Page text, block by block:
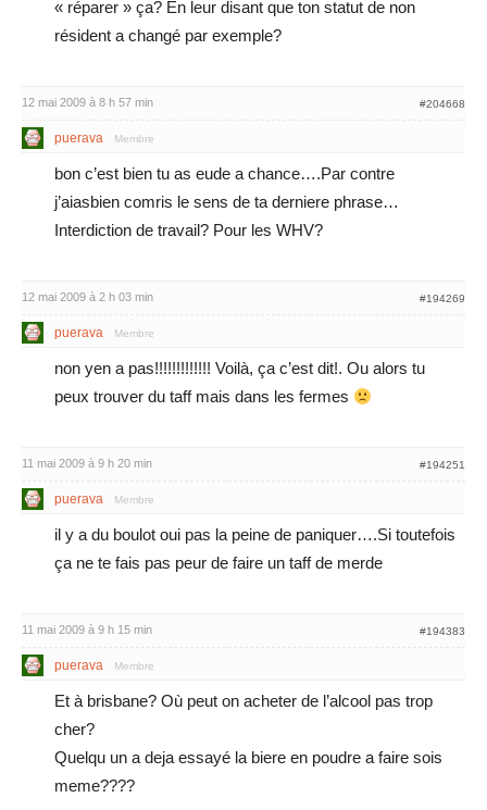
« réparer » ça? En leur disant que ton statut de non
résident a changé par exemple?
12 mai 2009 à 8 h 57 min #204668
puerava Membre
bon c’est bien tu as eude a chance….Par contre
j’aiasbien comris le sens de ta derniere phrase…
Interdiction de travail? Pour les WHV?
12 mai 2009 à 2 h 03 min #194269
puerava Membre
non yen a pas!!!!!!!!!!!!! Voilà, ça c’est dit!. Ou alors tu
peux trouver du taff mais dans les fermes
11 mai 2009 à 9 h 20 min #194251
puerava Membre
il y a du boulot oui pas la peine de paniquer….Si toutefois
ça ne te fais pas peur de faire un taff de merde
11 mai 2009 à 9 h 15 min #194383
puerava Membre
Et à brisbane? Où peut on acheter de l’alcool pas trop
cher?
Quelqu un a deja essayé la biere en poudre a faire sois
meme????